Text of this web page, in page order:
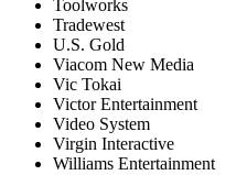
Toolworks
Tradewest
U.S. Gold
Viacom New Media
Vic Tokai
Victor Entertainment
Video System
Virgin Interactive
Williams Entertainment